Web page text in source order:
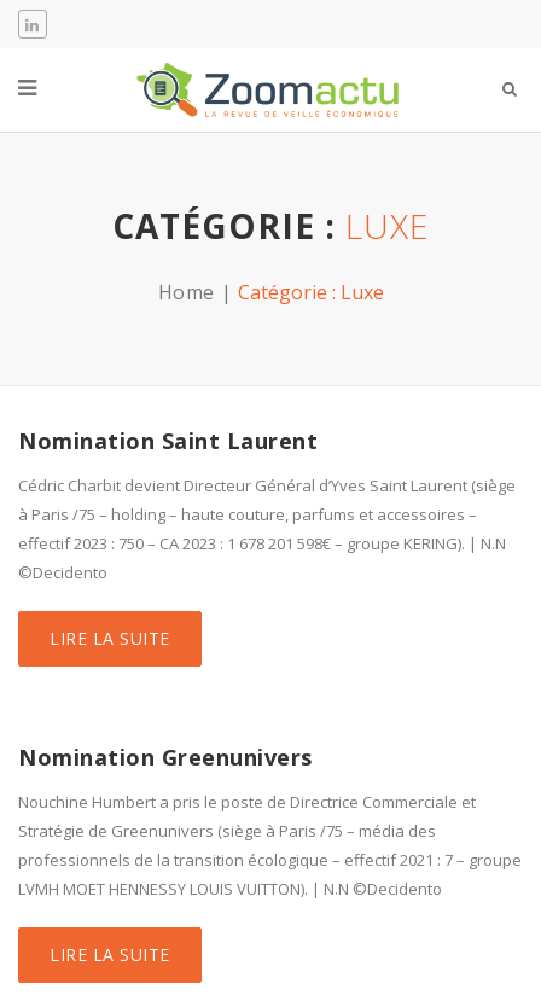
CATÉGORIE : LUXE
Home Catégorie : Luxe
Nomination Saint Laurent
Cédric Charbit devient Directeur Général d’Yves Saint Laurent (siège
à Paris /75 – holding – haute couture, parfums et accessoires –
effectif 2023 : 750 – CA 2023 : 1 678 201 598€ – groupe KERING). | N.N
©Decidento
LIRE LA SUITE
Nomination Greenunivers
Nouchine Humbert a pris le poste de Directrice Commerciale et
Stratégie de Greenunivers (siège à Paris /75 – média des
professionnels de la transition écologique – effectif 2021 : 7 – groupe
LVMH MOET HENNESSY LOUIS VUITTON). | N.N ©Decidento
LIRE LA SUITE